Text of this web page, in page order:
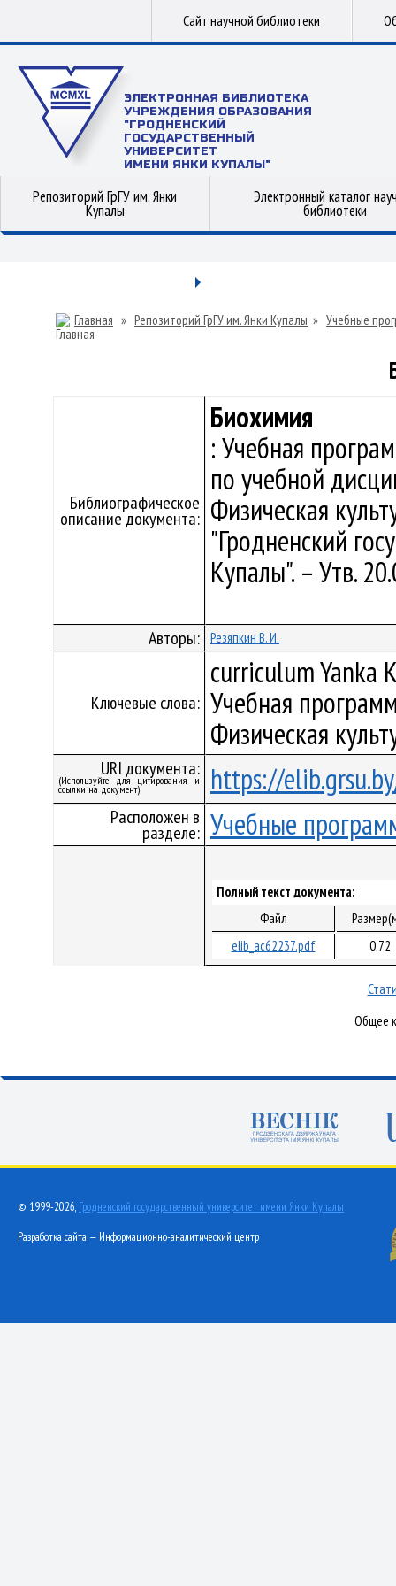
Сайт научной библиотеки
ЭЛЕКТРОННАЯ БИБЛИОТЕКА
УЧРЕЖДЕНИЯ ОБРАЗОВАНИЯ
"ГРОДНЕНСКИЙ
ГОСУДАРСТВЕННЫЙ
УНИВЕРСИТЕТ
ИМЕНИ ЯНКИ КУПАЛЫ"
Репозиторий ГрГУ им. Янки
Купалы
Электронный каталог
библиотеки
Главная » Репозиторий ГрГУ им. Янки Купалы » Учебные
Библиографическое
описание документа:
Биохимия
: Учебная
по учебной
Физическая
"Гродненский
Купалы". – Утв.
Авторы: Резяпкин В. И.
Ключевые слова:
curriculum Yanka
Учебная
Физическая
URI документа:
(Используйте для цитирования и
ссылки на документ) https://
Расположен в
разделе: Учебные
Полный текст документа:
Файл
elib_ac62237.pdf
0.72
Общее
© 1999-2026, Гродненский государственный университет имени Янки Купалы
Разработка сайта — Информационно-аналитический центр